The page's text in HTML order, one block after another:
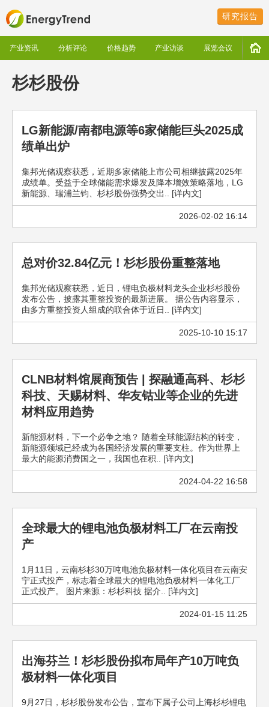
研究报告
产业资讯 分析评论 价格趋势 产业访谈 展览会议
杉杉股份
LG新能源/南都电源等6家储能巨头2025成
绩单出炉
集邦光储观察获悉，近期多家储能上市公司相继披露2025年
成绩单。受益于全球储能需求爆发及降本增效策略落地，LG
新能源、瑞浦兰钧、杉杉股份强势交出.. [详内文]
2026-02-02 16:14
总对价32.84亿元！杉杉股份重整落地
集邦光储观察获悉，近日，锂电负极材料龙头企业杉杉股份
发布公告，披露其重整投资的最新进展。 据公告内容显示，
由多方重整投资人组成的联合体于近日.. [详内文]
2025-10-10 15:17
CLNB材料馆展商预告 | 探融通高科、杉杉
科技、天赐材料、华友钴业等企业的先进
材料应用趋势
新能源材料，下一个必争之地？ 随着全球能源结构的转变，
新能源领域已经成为各国经济发展的重要支柱。作为世界上
最大的能源消费国之一，我国也在积.. [详内文]
2024-04-22 16:58
全球最大的锂电池负极材料工厂在云南投
产
1月11日，云南杉杉30万吨电池负极材料一体化项目在云南安
宁正式投产，标志着全球最大的锂电池负极材料一体化工厂
正式投产。 图片来源：杉杉科技 据介.. [详内文]
2024-01-15 11:25
出海芬兰！杉杉股份拟布局年产10万吨负
极材料一体化项目
9月27日，杉杉股份发布公告，宣布下属子公司上海杉杉锂电